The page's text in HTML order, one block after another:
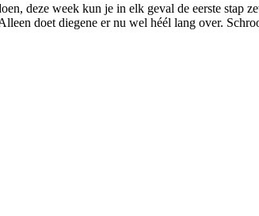
deze week kun je in elk geval de eerste stap
doet diegene er nu wel héél lang over.